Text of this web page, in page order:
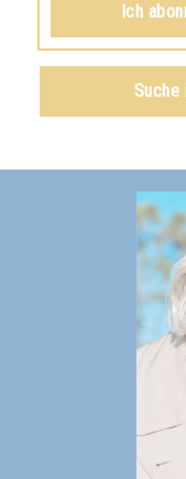
stumpfsinnig machen.
dem Reichtum, den
viele schöne und gute
Siehe das Buch
Ich
Suche